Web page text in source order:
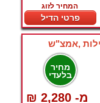
המחיר לזוג
פרטי הדיל
מחיר
בלעדי
₪ 2,280 -מ